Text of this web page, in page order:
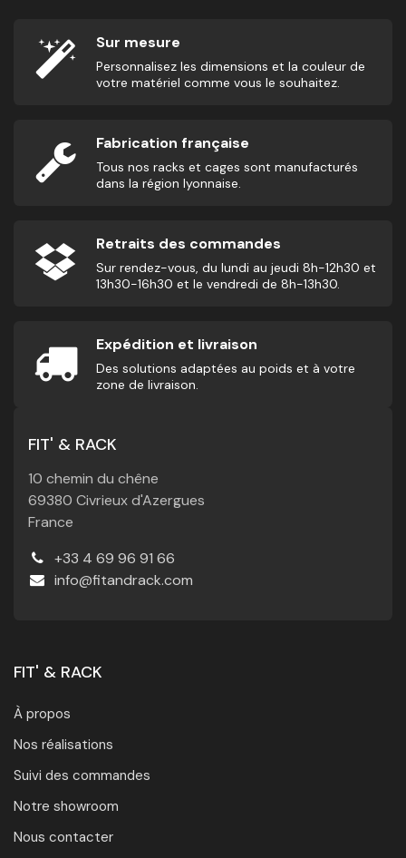
Sur mesure
Personnalisez les dimensions et la couleur de
votre matériel comme vous le souhaitez.
Fabrication française
Tous nos racks et cages sont manufacturés
dans la région lyonnaise.
Retraits des commandes
Sur rendez-vous, du lundi au jeudi 8h-12h30 et
13h30-16h30 et le vendredi de 8h-13h30.
Expédition et livraison
Des solutions adaptées au poids et à votre
zone de livraison.
FIT' & RACK
10 chemin du chêne
69380 Civrieux d'Azergues
France
+33 4 69 96 91 66
info@fitandrack.com
FIT' & RACK
À propos
Nos réalisations
Suivi des commandes
Notre showroom
Nous contacter